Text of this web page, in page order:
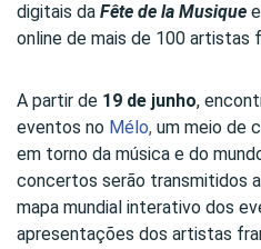
digitais da Fête de la Musique
online de mais de 100 artistas
A partir de 19 de junho,
eventos no Mélo, um meio de
em torno da música e do
concertos serão transmitidos a
mapa mundial interativo dos
apresentações dos artistas